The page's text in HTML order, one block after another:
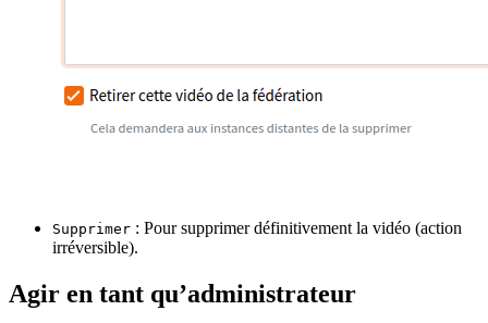
Supprimer : Pour supprimer définitivement la vidéo (action
irréversible).
Agir en tant qu’administrateur